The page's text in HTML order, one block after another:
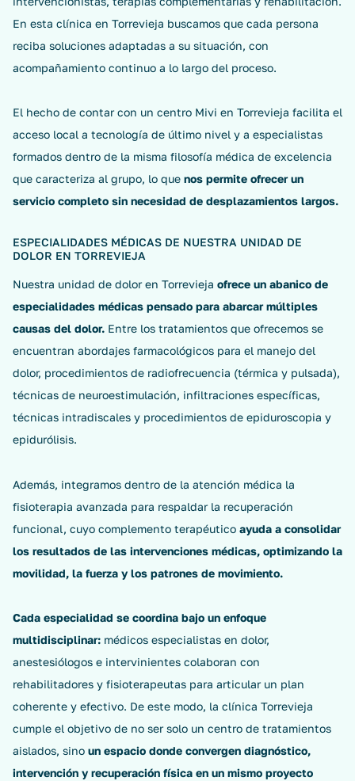
En esta clínica en Torrevieja buscamos que cada persona
reciba soluciones adaptadas a su situación, con
acompañamiento continuo a lo largo del proceso.
El hecho de contar con un centro Mivi en Torrevieja facilita el
acceso local a tecnología de último nivel y a especialistas
formados dentro de la misma filosofía médica de excelencia
que caracteriza al grupo, lo que nos permite ofrecer un
servicio completo sin necesidad de desplazamientos largos.
ESPECIALIDADES MÉDICAS DE NUESTRA UNIDAD DE
DOLOR EN TORREVIEJA
Nuestra unidad de dolor en Torrevieja ofrece un abanico de
especialidades médicas pensado para abarcar múltiples
causas del dolor. Entre los tratamientos que ofrecemos se
encuentran abordajes farmacológicos para el manejo del
dolor, procedimientos de radiofrecuencia (térmica y pulsada),
técnicas de neuroestimulación, infiltraciones específicas,
técnicas intradiscales y procedimientos de epiduroscopia y
epidurólisis.
Además, integramos dentro de la atención médica la
fisioterapia avanzada para respaldar la recuperación
funcional, cuyo complemento terapéutico ayuda a consolidar
los resultados de las intervenciones médicas, optimizando la
movilidad, la fuerza y los patrones de movimiento.
Cada especialidad se coordina bajo un enfoque
multidisciplinar: médicos especialistas en dolor,
anestesiólogos e intervinientes colaboran con
rehabilitadores y fisioterapeutas para articular un plan
coherente y efectivo. De este modo, la clínica Torrevieja
cumple el objetivo de no ser solo un centro de tratamientos
aislados, sino un espacio donde convergen diagnóstico,
intervención y recuperación física en un mismo proyecto